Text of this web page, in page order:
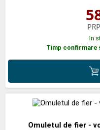
In
Timp confirmare
Omuletul de fier -